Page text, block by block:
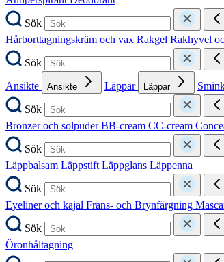
Sök
Hårborttagningskräm och vax Rakgel Rakhyvel
Sök
Ansikte
Ansikte Läppar Läppar
Sök
Bronzer och solpuderBB-cream CC-cream
Sök
Läppbalsam Läppstift Läppglans Läppenna
Sök
Eyeliner och kajal Frans- och Brynfärgning
Sök
Öronhåltagning